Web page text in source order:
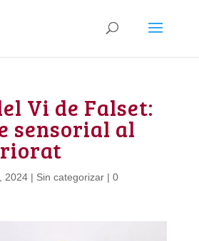
Vi de Falset:
sensorial al
2024| Sin categorizar| 0